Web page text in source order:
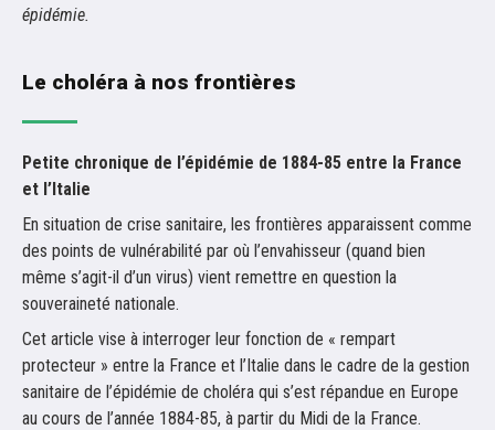
épidémie.
Le choléra à nos frontières
Petite chronique de l’épidémie de 1884-85 entre la France
et l’Italie
En situation de crise sanitaire, les frontières apparaissent comme
des points de vulnérabilité par où l’envahisseur (quand bien
même s’agit-il d’un virus) vient remettre en question la
souveraineté nationale.
Cet article vise à interroger leur fonction de « rempart
protecteur » entre la France et l’Italie dans le cadre de la gestion
sanitaire de l’épidémie de choléra qui s’est répandue en Europe
au cours de l’année 1884-85, à partir du Midi de la France.